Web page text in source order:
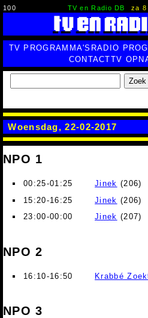
100 TV en Radio DB za 8
TV PROGRAMMA'S RADIO
CONTACTTV
Zoek
Woensdag, 22-02-2017
NPO 1
00:25-01:25 Jinek (206)
15:20-16:25
Jinek (206)
23:00-00:00
Jinek (207)
NPO 2
16:10-16:50 Krabbé
NPO 3